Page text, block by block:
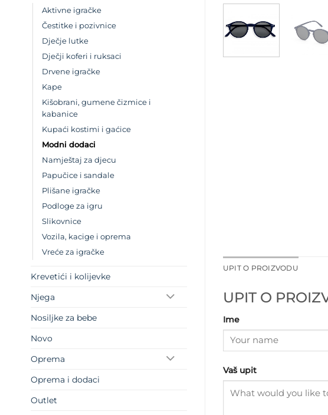
Aktivne igračke
Čestitke i pozivnice
Dječje lutke
Dječji koferi i ruksaci
Drvene igračke
Kape
Kišobrani, gumene čizmice i
kabanice
Kupaći kostimi i gaćice
Modni dodaci
Namještaj za djecu
Papučice i sandale
Plišane igračke
Podloge za igru
Slikovnice
Vozila, kacige i oprema
Vreće za igračke
Krevetići i kolijevke
Njega
Nosiljke za bebe
Novo
Oprema
Oprema i dodaci
Outlet
UPIT O PROIZVODU
UPIT O
Ime
Vaš upit